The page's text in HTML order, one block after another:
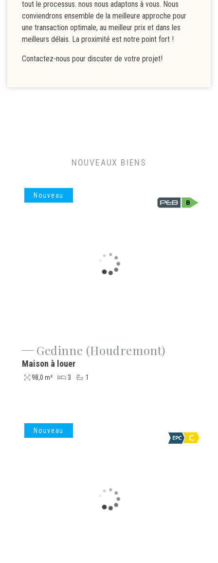
tout le processus. nous nous adaptons à vous. Nous
conviendrons ensemble de la meilleure approche pour
une transaction optimale, au meilleur prix et dans les
meilleurs délais. La proximité est notre point fort !
Contactez-nous pour discuter de votre projet!
NOUVEAUX BIENS
Nouveau
Gedinne (Houdremont)
Maison à louer
98,0 m² 3 1
Nouveau